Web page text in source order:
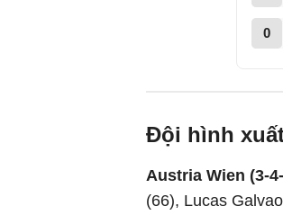
0
Đội hình
Austria Wien (3-
(66), Lucas